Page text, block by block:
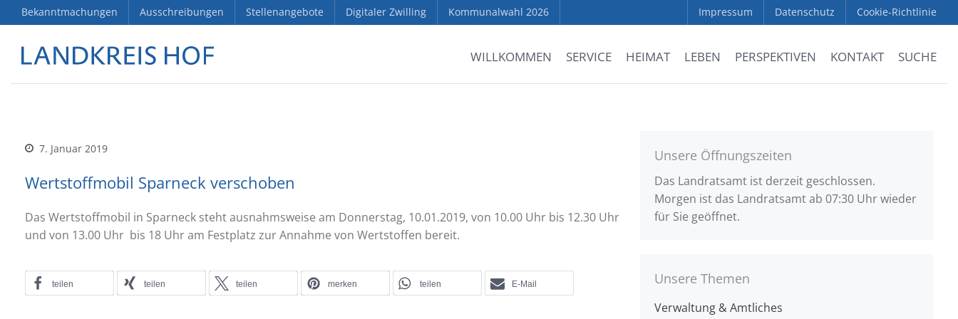
Bekanntmachungen Ausschreibungen Stellenangebote Digitaler Zwilling Kommunalwahl 2026 Impressum Datenschutz Cookie-Richtlinie
WILLKOMMEN SERVICE HEIMAT LEBEN PERSPEKTIVEN KONTAKT SUCHE
7. Januar 2019
Wertstoffmobil Sparneck verschoben
Das Wertstoffmobil in Sparneck steht ausnahmsweise am Donnerstag, 10.01.2019, von 10.00 Uhr bis 12.30 Uhr
und von 13.00 Uhr bis 18 Uhr am Festplatz zur Annahme von Wertstoffen bereit.
teilen teilen teilen merken teilen E-Mail
Unsere Öffnungszeiten
Das Landratsamt ist derzeit geschlossen.
Morgen ist das Landratsamt ab 07:30 Uhr wieder
für Sie geöffnet.
Unsere Themen
Verwaltung & Amtliches